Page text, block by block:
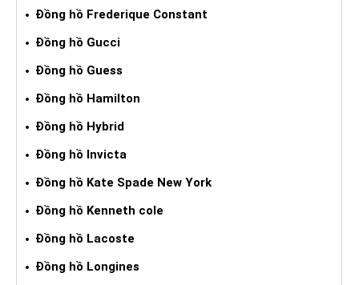
Đồng hồ Frederique Constant
Đồng hồ Gucci
Đồng hồ Guess
Đồng hồ Hamilton
Đồng hồ Hybrid
Đồng hồ Invicta
Đồng hồ Kate Spade New York
Đồng hồ Kenneth cole
Đồng hồ Lacoste
Đồng hồ Longines